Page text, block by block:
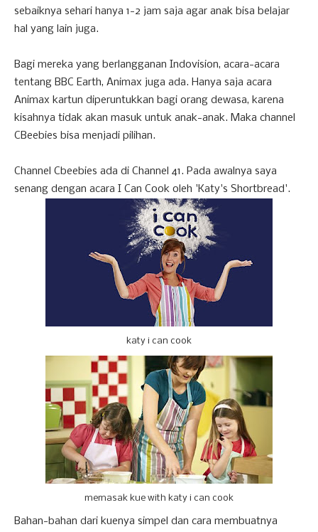
sebaiknya sehari hanya 1-2 jam saja agar anak bisa belajar
hal yang lain juga.
Bagi mereka yang berlangganan Indovision, acara-acara
tentang BBC Earth, Animax juga ada. Hanya saja acara
Animax kartun diperuntukkan bagi orang dewasa, karena
kisahnya tidak akan masuk untuk anak-anak. Maka channel
CBeebies bisa menjadi pilihan.
Channel Cbeebies ada di Channel 41. Pada awalnya saya
senang dengan acara I Can Cook oleh 'Katy's Shortbread'.
katy i can cook
memasak kue with katy i can cook
Bahan-bahan dari kuenya simpel dan cara membuatnya